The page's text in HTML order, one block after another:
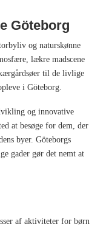
Göteborg
og naturskønne
lækre madscene
til de livlige
i Göteborg.
og innovative
at besøge for dem, der
byer. Göteborgs
gader gør det nemt at
af aktiviteter for børn